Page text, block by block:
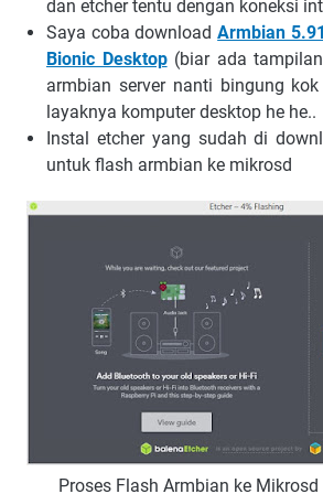
dan etcher tentu dengan koneksi
Saya coba downloadArmbian
Bionic Desktop(biar ada
armbian server nanti bingung
layaknya komputer desktop he he..
Instal etcher yang sudah di
untuk flash armbian ke mikrosd
Proses Flash Armbian ke Mikrosd